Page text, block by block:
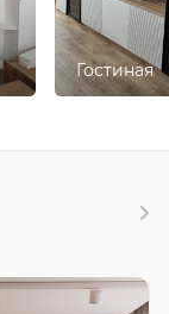
Гостиная